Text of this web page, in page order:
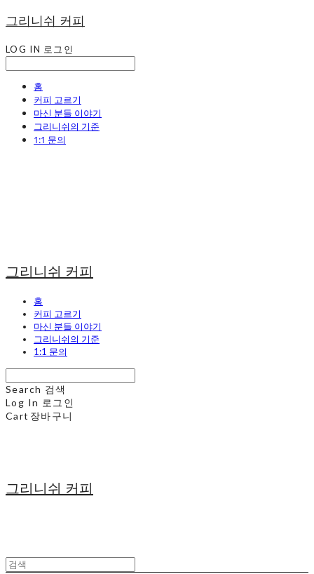
그리니쉬 커피
LOG IN 로그인
홈
커피 고르기
마신 분들 이야기
그리니쉬의 기준
1:1 문의
그리니쉬 커피
홈
커피 고르기
마신 분들 이야기
그리니쉬의 기준
1:1 문의
Search 검색
Log In 로그인
Cart 장바구니
그리니쉬 커피